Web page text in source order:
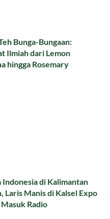
Bunga-Bungaan:
Ilmiah dari Lemon
hingga Rosemary
Indonesia di Kalimantan
Laris Manis di Kalsel Expo
Radio